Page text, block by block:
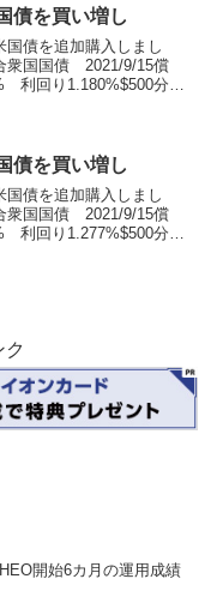
円建て債券としてはま
債を買い増し
国債を追加購入しまし
衆国国債 2021/9/15償
回り1.180%$500分購
債を買い増し
国債を追加購入しまし
衆国国債 2021/9/15償
回り1.277%$500分購
開始6カ月の運用成績